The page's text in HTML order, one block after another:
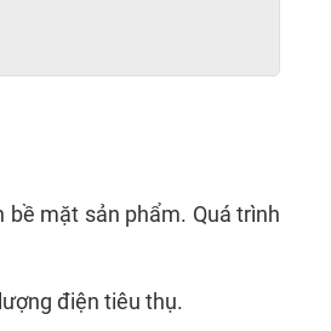
mặt sản phẩm. Quá trình
điện tiêu thụ.